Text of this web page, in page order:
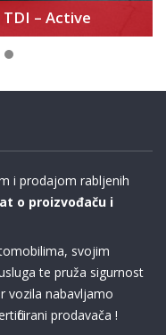
i prodajom rabljenih
o proizvođaču i
svojim
te pruža sigurnost
vozila nabavljamo
prodavača !